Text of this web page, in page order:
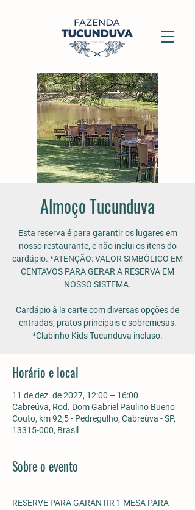
Almoço Tucunduva
Esta reserva é para garantir os lugares em
nosso restaurante, e não inclui os itens do
cardápio. *ATENÇÃO: VALOR SIMBÓLICO EM
CENTAVOS PARA GERAR A RESERVA EM
NOSSO SISTEMA.
Cardápio à la carte com diversas opções de
entradas, pratos principais e sobremesas.
*Clubinho Kids Tucunduva incluso.
Horário e local
11 de dez. de 2027, 12:00 – 16:00
Cabreúva, Rod. Dom Gabriel Paulino Bueno
Couto, km 92,5 - Pedregulho, Cabreúva - SP,
13315-000, Brasil
Sobre o evento
RESERVE PARA GARANTIR 1 MESA PARA